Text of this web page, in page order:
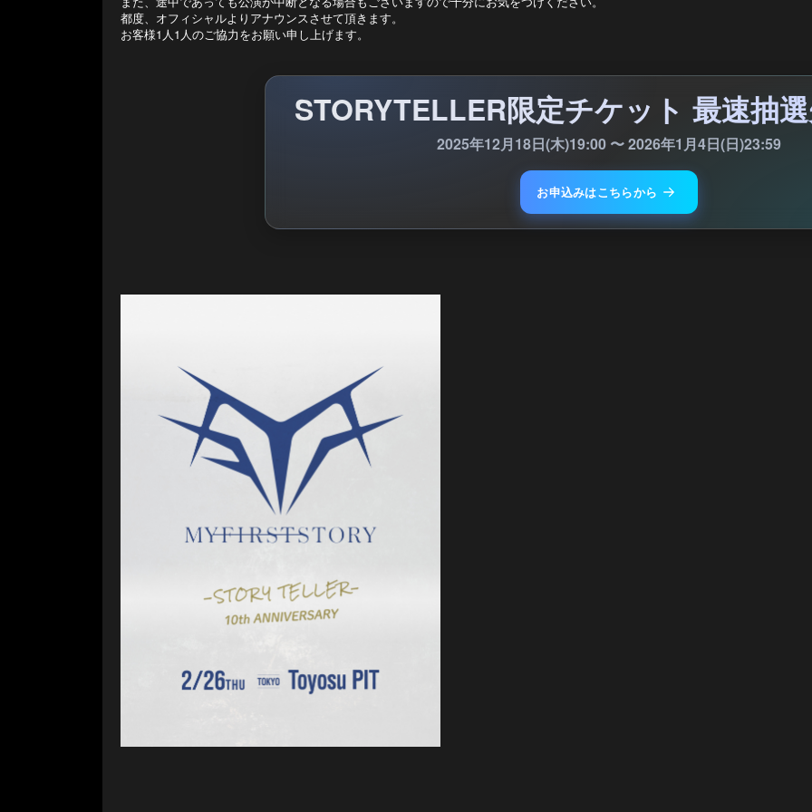
都度、オフィシャルよりアナウンスさせて頂きます。
お客様1人1人のご協力をお願い申し上げます。
STORYTELLER限定チケット 最速抽
2025年12⽉18⽇(木)19:00 〜2026年1⽉4⽇(⽇)23:59
お申込みはこちらから